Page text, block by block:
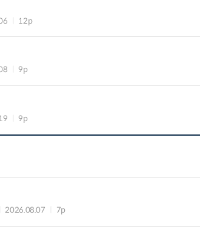
12p
9p
9p
2026.08.07 7p